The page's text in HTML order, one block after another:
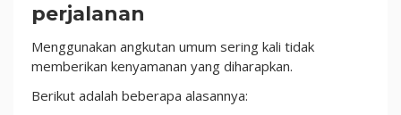
perjalanan
Menggunakan angkutan umum sering kali tidak
memberikan kenyamanan yang diharapkan.
Berikut adalah beberapa alasannya: